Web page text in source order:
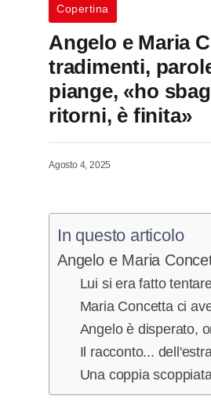
Copertina
Angelo e Maria
tradimenti,
piange, «ho
ritorni, è finita»
Agosto 4, 2025
In questo articolo
Angelo e Maria
Lui si era fatto
Maria Concetta ci
Angelo è disperato,
Il racconto...
Una coppia scoppiata